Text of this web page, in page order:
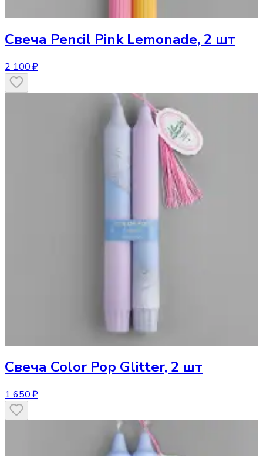
Свеча Pencil Pink Lemonade, 2 шт
2 100 ₽
Свеча Color Pop Glitter, 2 шт
1 650 ₽